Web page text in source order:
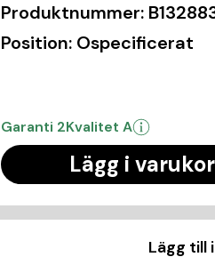
Produktnummer:
Position: Ospecificerat
Garanti 2Kvalitet A
Lägg i
Lägg till